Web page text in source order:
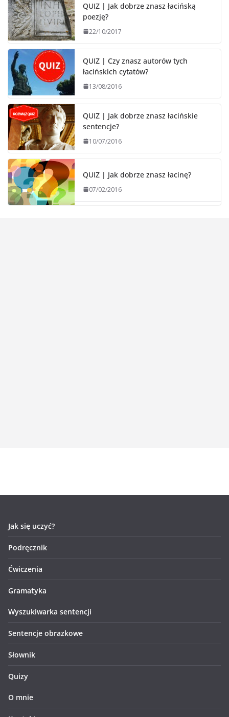
QUIZ | Jak dobrze znasz łacińską
poezję?
22/10/2017
QUIZ | Czy znasz autorów tych
łacińskich cytatów?
13/08/2016
QUIZ | Jak dobrze znasz łacińskie
sentencje?
10/07/2016
QUIZ | Jak dobrze znasz łacinę?
07/02/2016
Jak się uczyć?
Podręcznik
Ćwiczenia
Gramatyka
Wyszukiwarka sentencji
Sentencje obrazkowe
Słownik
Quizy
O mnie